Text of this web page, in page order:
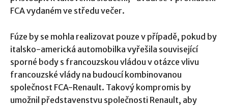
FCA vydaném ve středu večer.
Fúze by se mohla realizovat pouze v případě, pokud by
italsko-americká automobilka vyřešila související
sporné body s francouzskou vládou v otázce vlivu
francouzské vlády na budoucí kombinovanou
společnost FCA-Renault. Takový kompromis by
umožnil představenstvu společnosti Renault, aby